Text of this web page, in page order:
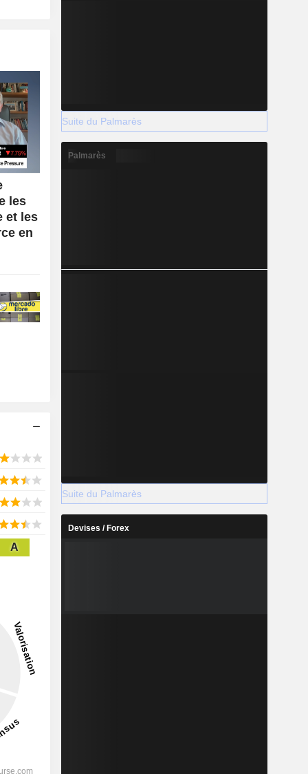
les
et les
en
A
Suite du Palmarès
Palmarès
Suite du Palmarès
Devises / Forex